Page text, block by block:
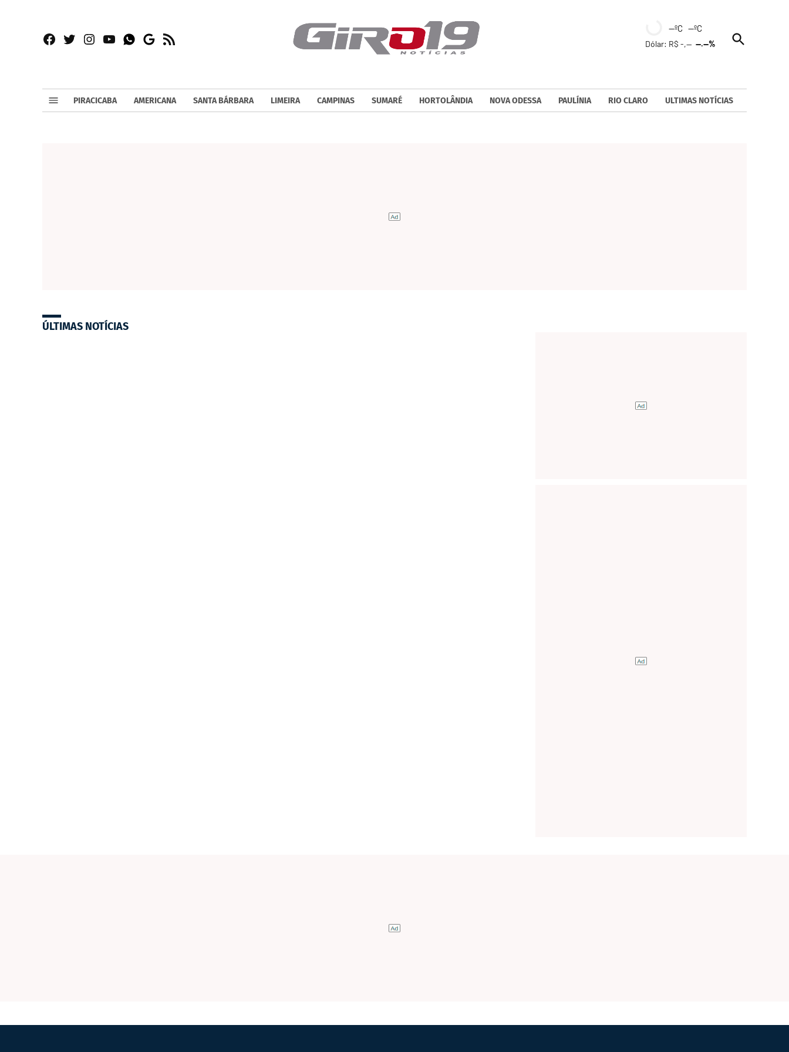
Facebook
TwitterInstagram
YouTubeWhatsapp
Google
RSS
--ºC --ºC
Dólar: R$ -,----.--%
Open
Search
PIRACICABA AMERICANA SANTA BÁRBARA LIMEIRA CAMPINAS SUMARÉ HORTOLÂNDIA NOVA ODESSA PAULÍNIA RIO CLARO ULTIMAS NOTÍCIAS
ÚLTIMAS NOTÍCIAS